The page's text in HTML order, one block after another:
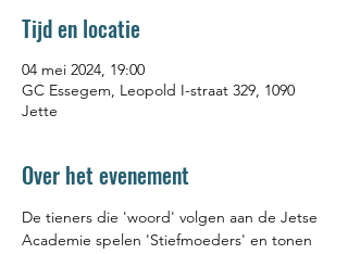
Tijd en locatie
04 mei 2024, 19:00
GC Essegem, Leopold I-straat 329, 1090
Jette
Over het evenement
De tieners die 'woord' volgen aan de Jetse
Academie spelen 'Stiefmoeders' en tonen